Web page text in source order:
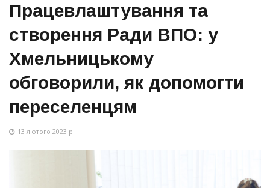
Працевлаштування та
створення Ради ВПО: у
Хмельницькому
обговорили, як допомогти
переселенцям
13 лютого 2023 р.